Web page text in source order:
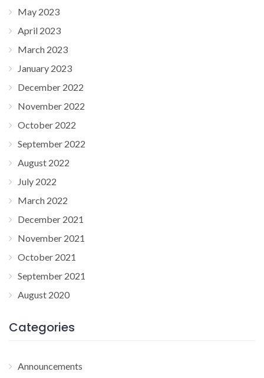
May 2023
April 2023
March 2023
January 2023
December 2022
November 2022
October 2022
September 2022
August 2022
July 2022
March 2022
December 2021
November 2021
October 2021
September 2021
August 2020
Categories
Announcements